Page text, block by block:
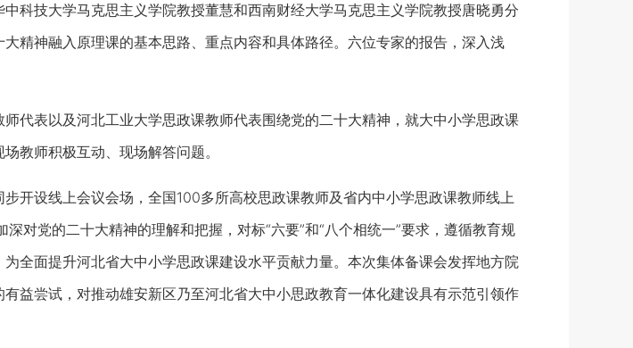
科技大学马克思主义学院教授董慧和西南财经大学马克思主义学院教授唐晓勇分
精神融入原理课的基本思路、重点内容和具体路径。六位专家的报告，深入浅
表以及河北工业大学思政课教师代表围绕党的二十大精神，就大中小学思政课
教师积极互动、现场解答问题。
设线上会议会场，全国100多所高校思政课教师及省内中小学思政课教师线上
对党的二十大精神的理解和把握，对标“六要”和“八个相统一”要求，遵循教育规
全面提升河北省大中小学思政课建设水平贡献力量。本次集体备课会发挥地方院
益尝试，对推动雄安新区乃至河北省大中小思政教育一体化建设具有示范引领作